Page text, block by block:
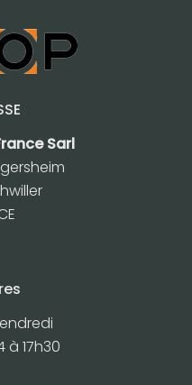
Sarl
à 17h30